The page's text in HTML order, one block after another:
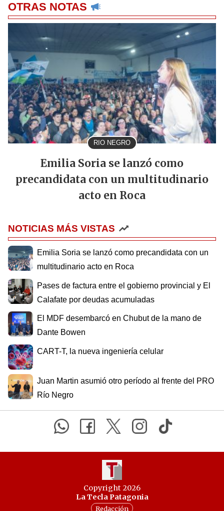
OTRAS NOTAS
RIO NEGRO
Emilia Soria se lanzó como
precandidata con un multitudinario
acto en Roca
NOTICIAS MÁS VISTAS
Emilia Soria se lanzó como precandidata con un
multitudinario acto en Roca
Pases de factura entre el gobierno provincial y El
Calafate por deudas acumuladas
El MDF desembarcó en Chubut de la mano de
Dante Bowen
CART-T, la nueva ingeniería celular
Juan Martin asumió otro período al frente del PRO
Río Negro
Copyright 2026
La Tecla Patagonia
Redacción